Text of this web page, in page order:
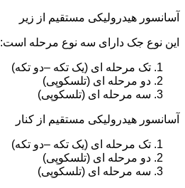
آسانسور هیدرولیکی مستقیم از زیر
این نوع جک دارای سه نوع مرحله است:
تک مرحله ای (یک تکه –دو تکه)
دو مرحله ای (تلسکوپی)
سه مرحله ای (تلسکوپی)
آسانسور هیدرولیکی مستقیم از کنار
تک مرحله ای (یک تکه –دو تکه)
دو مرحله ای (تلسکوپی)
سه مرحله ای (تلسکوپی)